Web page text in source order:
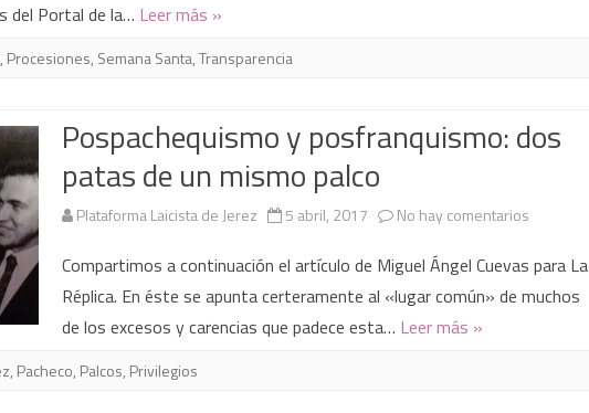
Santa
del Portal de la… Leer más »
, Procesiones, Semana Santa,Transparencia
Pospachequismo y posfranquismo: dos
patas de un mismo palco
Plataforma Laicista de Jerez 5 abril, 2017 No hay comentarios
y
Compartimos a continuación el artículo de Miguel Ángel Cuevas para La
Réplica. En éste se apunta certeramente al «lugar común» de muchos
de los excesos y carencias que padece esta… Leer más »
, Pacheco, Palcos, Privilegios